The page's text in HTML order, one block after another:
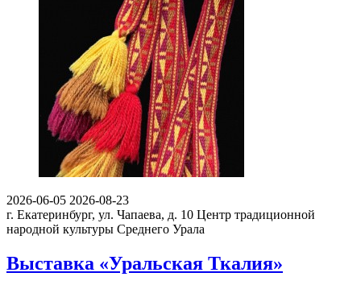
2026-06-05 2026-08-23
г. Екатеринбург, ул. Чапаева, д. 10 Центр традиционной
народной культуры Среднего Урала
Выставка «Уральская Ткалия»